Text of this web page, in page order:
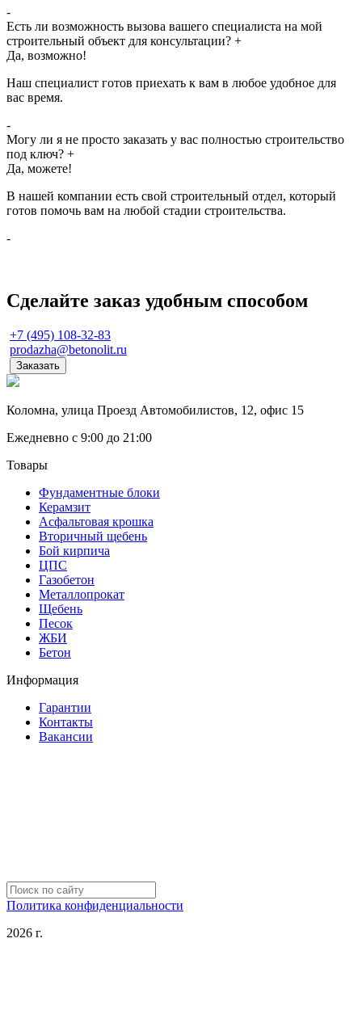
-
Есть ли возможность вызова вашего специалиста на мой
строительный объект для консультации? +
Да, возможно!
Наш специалист готов приехать к вам в любое удобное для
вас время.
-
Могу ли я не просто заказать у вас полностью строительство
под ключ? +
Да, можете!
В нашей компании есть свой строительный отдел, который
готов помочь вам на любой стадии строительства.
-
Сделайте заказ удобным способом
+7 (495) 108-32-83
prodazha@betonolit.ru
Заказать
Коломна, улица Проезд Автомобилистов, 12, офис 15
Ежедневно с 9:00 до 21:00
Товары
Фундаментные блоки
Керамзит
Асфальтовая крошка
Вторичный щебень
Бой кирпича
ЦПС
Газобетон
Металлопрокат
Щебень
Песок
ЖБИ
Бетон
Информация
Гарантии
Контакты
Вакансии
Политика конфиденциальности
2026 г.